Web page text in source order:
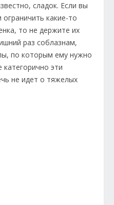
сладок. Если вы
какие-то
то не держите их
раз соблазнам,
по которым ему нужно
эти
не идет о тяжелых